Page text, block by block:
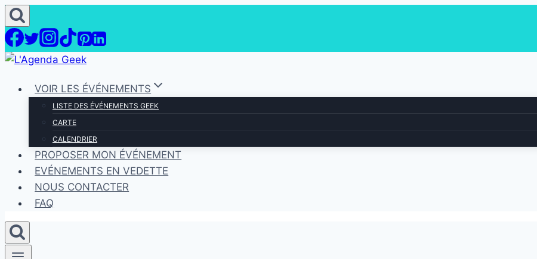
Aller
au
contenu
VOIR LES ÉVÉNEMENTS
LISTE DES ÉVÉNEMENTS GEEK
CARTE
CALENDRIER
PROPOSER MON ÉVÉNEMENT
EVÉNEMENTS EN VEDETTE
NOUS CONTACTER
FAQ